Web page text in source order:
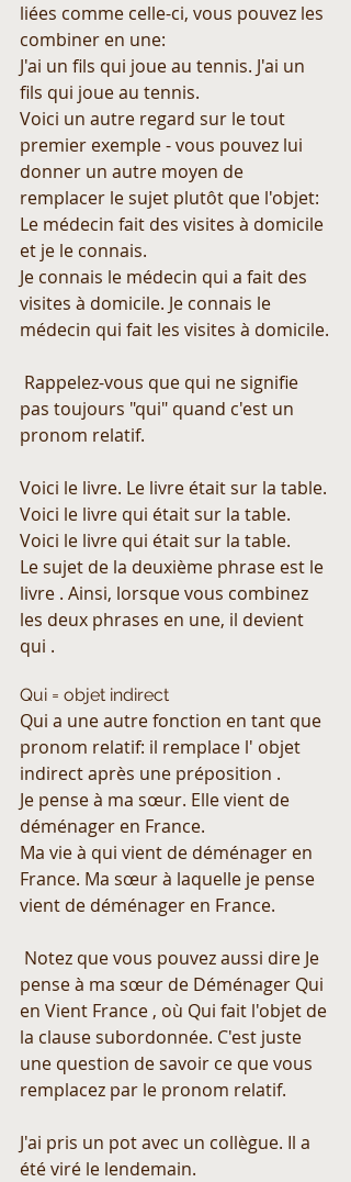
liées comme celle-ci, vous pouvez les
combiner en une:
J'ai un fils qui joue au tennis. J'ai un
fils qui joue au tennis.
Voici un autre regard sur le tout
premier exemple - vous pouvez lui
donner un autre moyen de
remplacer le sujet plutôt que l'objet:
Le médecin fait des visites à domicile
et je le connais.
Je connais le médecin qui a fait des
visites à domicile. Je connais le
médecin qui fait les visites à domicile.
pas toujours "qui" quand c'est un
pronom relatif.
Voici le livre. Le livre était sur la table.
Voici le livre qui était sur la table.
Voici le livre qui était sur la table.
Le sujet de la deuxième phrase est le
livre . Ainsi, lorsque vous combinez
les deux phrases en une, il devient
qui .
Qui = objet indirect
Qui a une autre fonction en tant que
pronom relatif: il remplace l' objet
indirect après une préposition .
Je pense à ma sœur. Elle vient de
déménager en France.
Ma vie à qui vient de déménager en
France. Ma sœur à laquelle je pense
vient de déménager en France.
pense à ma sœur de Déménager Qui
en Vient France , où Qui fait l'objet de
la clause subordonnée. C'est juste
une question de savoir ce que vous
remplacez par le pronom relatif.
J'ai pris un pot avec un collègue. Il a
été viré le lendemain.